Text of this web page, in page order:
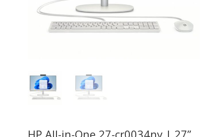
HP All-in-One 27-cr0034ny | 27”